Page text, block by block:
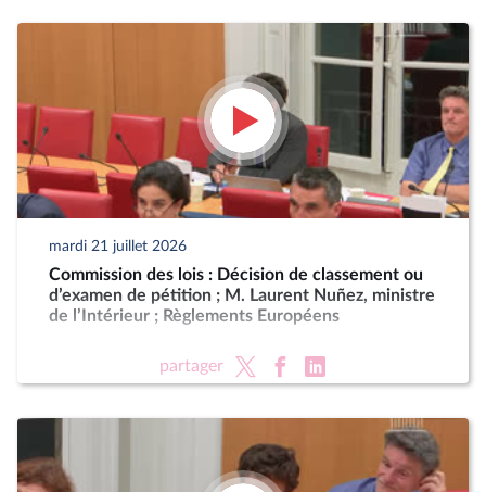
mardi 21 juillet 2026
Commission des lois : Décision de classement ou
d’examen de pétition ; M. Laurent Nuñez, ministre
de l’Intérieur ; Règlements Européens
partager